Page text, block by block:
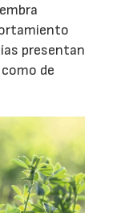
presentan
de